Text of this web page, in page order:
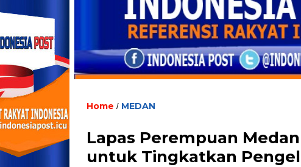
Home / MEDAN
Lapas Perempuan
untuk Tingkatkan